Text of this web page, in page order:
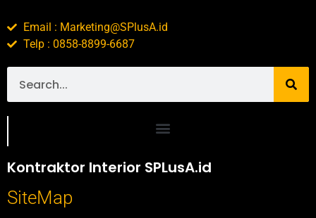
Email : Marketing@SPlusA.id
Telp : 0858-8899-6687
Kontraktor Interior SPLusA.id
SiteMap